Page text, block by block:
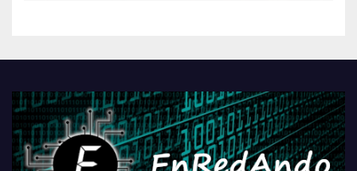
PlayStationeko bideojoko